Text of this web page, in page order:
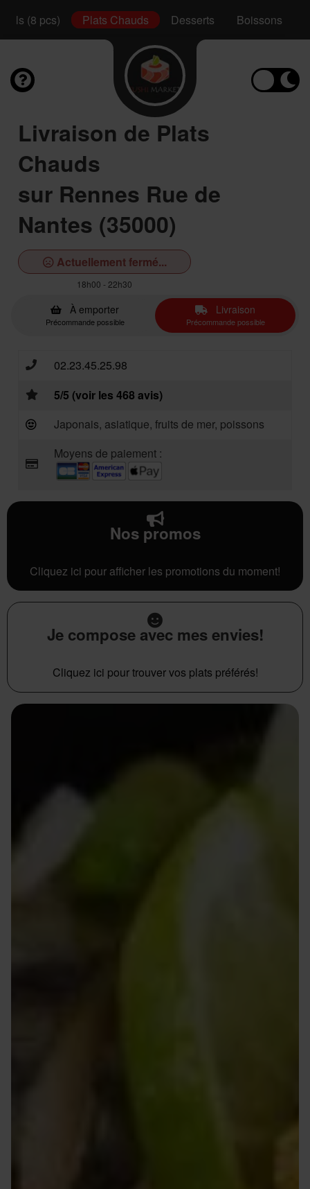
(8 pcs) Plats Chauds Desserts Boissons
Livraison de Plats
Chauds
sur Rennes Rue de
Nantes (35000)
Actuellement fermé...
18h00 - 22h30
À emporter
Précommande possible
Livraison
Précommande possible
02.23.45.25.98
5/5 (voir les 468 avis)
Japonais, asiatique, fruits de mer, poissons
Moyens de paiement :
Nos promos
Cliquez ici pour afficher les promotions du moment!
Je compose avec mes envies!
Cliquez ici pour trouver vos plats préférés!